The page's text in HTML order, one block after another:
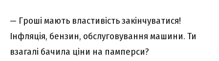
— Гроші мають властивість закінчуватися!
Інфляція, бензин, обслуговування машини. Ти
взагалі бачила ціни на памперси?